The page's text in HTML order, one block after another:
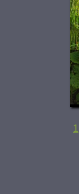
1